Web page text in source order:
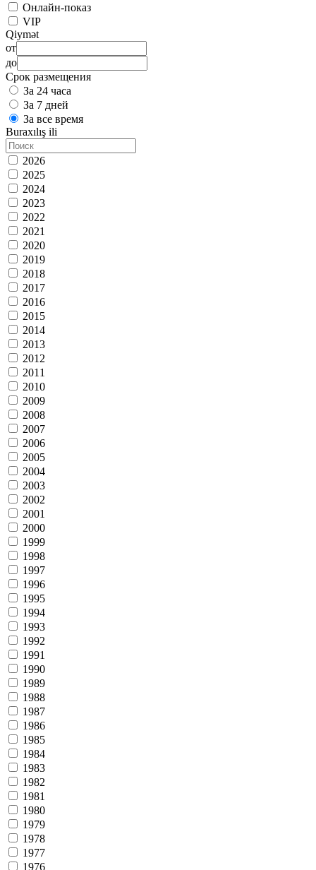
Онлайн-показ
VIP
Qiymət
от
до
Срок размещения
За 24 часа
За 7 дней
За все время
Buraxılış ili
2026
2025
2024
2023
2022
2021
2020
2019
2018
2017
2016
2015
2014
2013
2012
2011
2010
2009
2008
2007
2006
2005
2004
2003
2002
2001
2000
1999
1998
1997
1996
1995
1994
1993
1992
1991
1990
1989
1988
1987
1986
1985
1984
1983
1982
1981
1980
1979
1978
1977
1976